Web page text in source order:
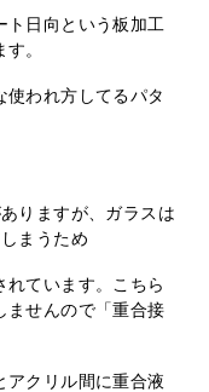
ト日向という板加工
。
われ方してるパタ
りますが、ガラスは
まうため
ています。こちら
ませんので「重合接
アクリル間に重合液